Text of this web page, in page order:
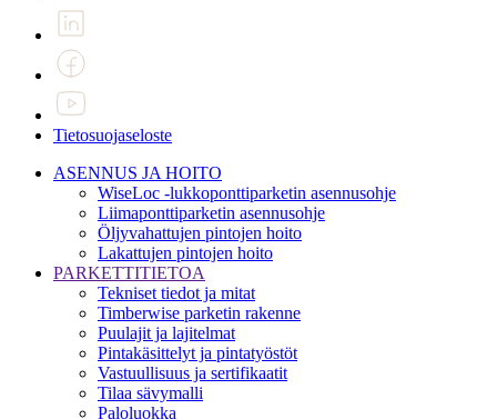
Tietosuojaseloste
ASENNUS JA HOITO
WiseLoc -lukkoponttiparketin asennusohje
Liimaponttiparketin asennusohje
Öljyvahattujen pintojen hoito
Lakattujen pintojen hoito
PARKETTITIETOA
Tekniset tiedot ja mitat
Timberwise parketin rakenne
Puulajit ja lajitelmat
Pintakäsittelyt ja pintatyöstöt
Vastuullisuus ja sertifikaatit
Tilaa sävymalli
Paloluokka